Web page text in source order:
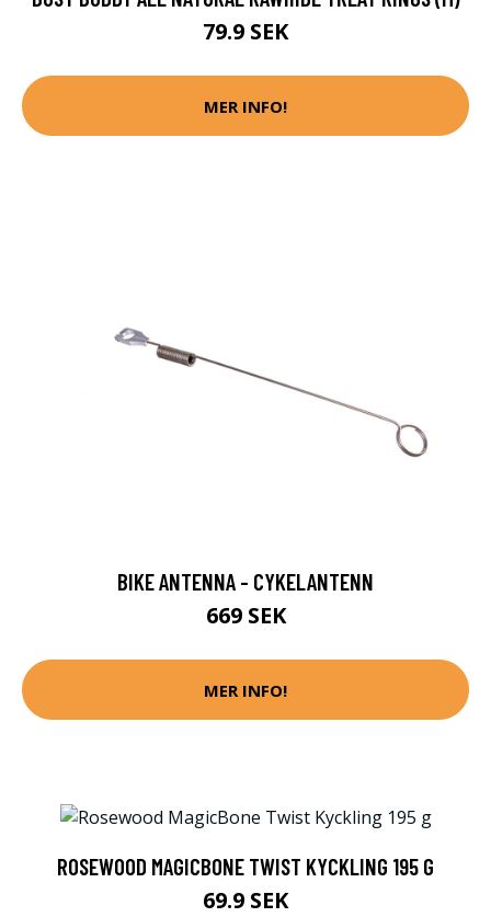
79.9 SEK
MER INFO!
BIKE ANTENNA - CYKELANTENN
669 SEK
MER INFO!
ROSEWOOD MAGICBONE TWIST KYCKLING 195 G
69.9 SEK